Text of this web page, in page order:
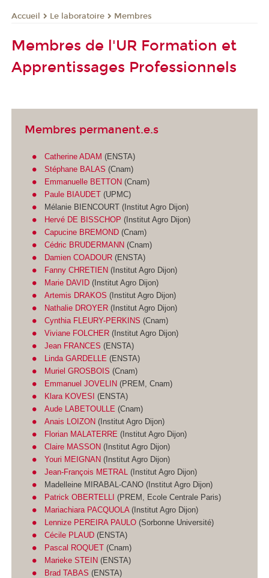
Accueil Le laboratoire Membres
Membres de l'UR Formation et
Apprentissages Professionnels
Membres permanent.e.s
Catherine ADAM (ENSTA)
Stéphane BALAS (Cnam)
Emmanuelle BETTON(Cnam)
Paule BIAUDET(UPMC)
Mélanie BIENCOURT (Institut Agro Dijon)
Hervé DE BISSCHOP (Institut Agro Dijon)
Capucine BREMOND(Cnam)
Cédric BRUDERMANN(Cnam)
Damien COADOUR(ENSTA)
Fanny CHRETIEN (Institut Agro Dijon)
Marie DAVID(Institut Agro Dijon)
Artemis DRAKOS (Institut Agro Dijon)
Nathalie DROYER(Institut Agro Dijon)
Cynthia FLEURY-PERKINS (Cnam)
Viviane FOLCHER(Institut Agro Dijon)
Jean FRANCES (ENSTA)
Linda GARDELLE (ENSTA)
Muriel GROSBOIS (Cnam)
Emmanuel JOVELIN(PREM, Cnam)
Klara KOVESI (ENSTA)
Aude LABETOULLE (Cnam)
Anais LOIZON(Institut Agro Dijon)
Florian MALATERRE (Institut Agro Dijon)
Claire MASSON(Institut Agro Dijon)
Youri MEIGNAN(Institut Agro Dijon)
Jean-François METRAL (Institut Agro Dijon)
Madelleine MIRABAL-CANO (Institut Agro Dijon)
Patrick OBERTELLI (PREM, Ecole Centrale Paris)
Mariachiara PACQUOLA(Institut Agro Dijon)
Lennize PEREIRA PAULO(Sorbonne Université)
Cécile PLAUD(ENSTA)
Pascal ROQUET(Cnam)
Marieke STEIN(ENSTA)
Brad TABAS (ENSTA)